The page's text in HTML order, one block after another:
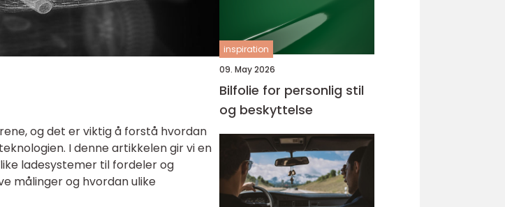
og det er viktig å forstå hvordan
I denne artikkelen gir vi en
ladesystemer til fordeler og
målinger og hvordan ulike
inspiration
09. May 2026
Bilfolie for personlig stil
og beskyttelse